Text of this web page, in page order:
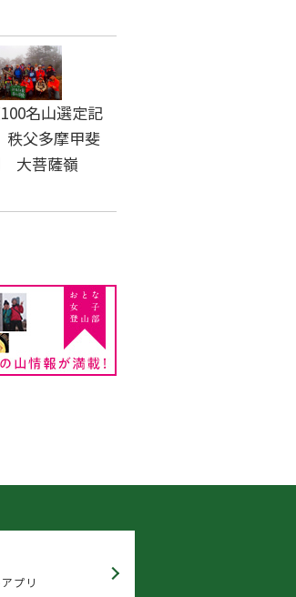
名山選定記
秩父多摩甲斐
大菩薩嶺
プリ